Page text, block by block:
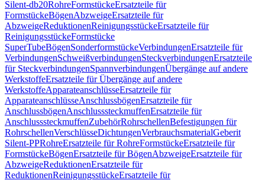
Silent-db20RohreFormstückeErsatzteile für
FormstückeBögenAbzweigeErsatzteile für
AbzweigeReduktionenReinigungsstückeErsatzteile für
ReinigungsstückeFormstücke
SuperTubeBögenSonderformstückeVerbindungenErsatzteile für
VerbindungenSchweißverbindungenSteckverbindungenErsatzteile
für SteckverbindungenSpannverbindungenÜbergänge auf andere
WerkstoffeErsatzteile für Übergänge auf andere
WerkstoffeApparateanschlüsseErsatzteile für
ApparateanschlüsseAnschlussbögenErsatzteile für
AnschlussbögenAnschlusssteckmuffenErsatzteile für
AnschlusssteckmuffenZubehörRohrschellenBefestigungen für
RohrschellenVerschlüsseDichtungenVerbrauchsmaterialGeberit
Silent-PPRohreErsatzteile für RohreFormstückeErsatzteile für
FormstückeBögenErsatzteile für BögenAbzweigeErsatzteile für
AbzweigeReduktionenErsatzteile für
ReduktionenReinigungsstückeErsatzteile für